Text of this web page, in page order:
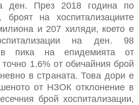
ден. През 2018 година по
на хоспитализациите
и 207 хиляди, което е
на ден. 98
в пика на епидемията от
1.6% от обичайния брой
в страната. Това дори е
от НЗОК отклонение в
брой хоспитализации,